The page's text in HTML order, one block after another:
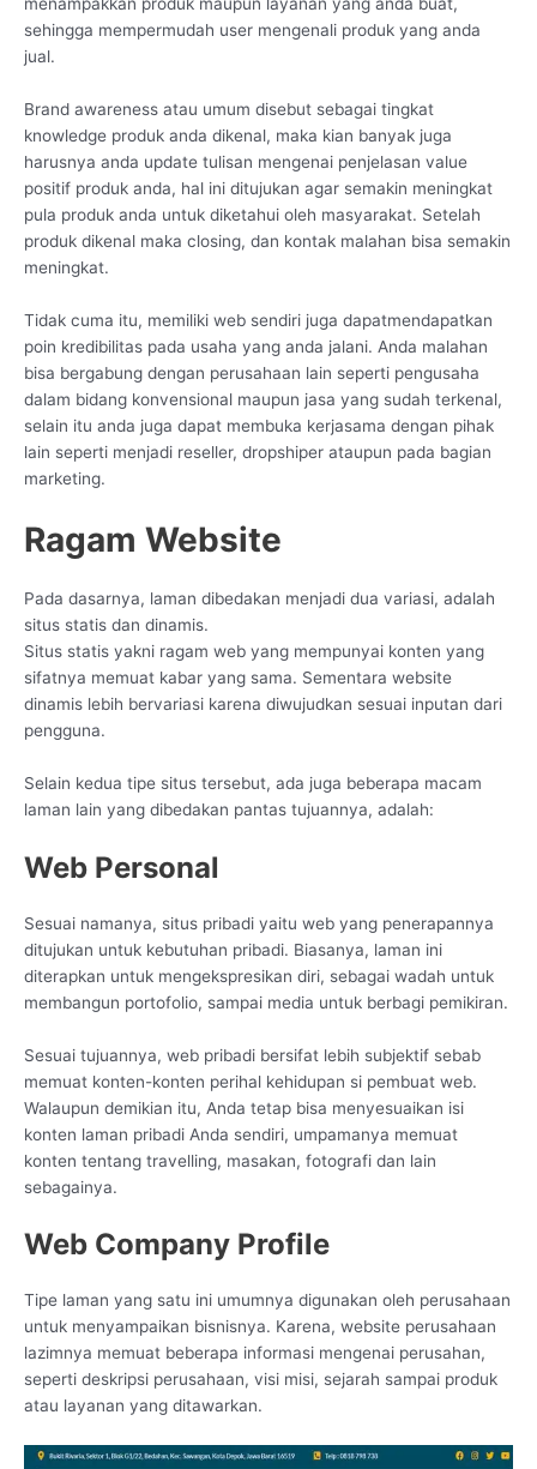
menampakkan produk maupun layanan yang anda buat,
sehingga mempermudah user mengenali produk yang anda
jual.
Brand awareness atau umum disebut sebagai tingkat
knowledge produk anda dikenal, maka kian banyak juga
harusnya anda update tulisan mengenai penjelasan value
positif produk anda, hal ini ditujukan agar semakin meningkat
pula produk anda untuk diketahui oleh masyarakat. Setelah
produk dikenal maka closing, dan kontak malahan bisa semakin
meningkat.
Tidak cuma itu, memiliki web sendiri juga dapatmendapatkan
poin kredibilitas pada usaha yang anda jalani. Anda malahan
bisa bergabung dengan perusahaan lain seperti pengusaha
dalam bidang konvensional maupun jasa yang sudah terkenal,
selain itu anda juga dapat membuka kerjasama dengan pihak
lain seperti menjadi reseller, dropshiper ataupun pada bagian
marketing.
Ragam Website
Pada dasarnya, laman dibedakan menjadi dua variasi, adalah
situs statis dan dinamis.
Situs statis yakni ragam web yang mempunyai konten yang
sifatnya memuat kabar yang sama. Sementara website
dinamis lebih bervariasi karena diwujudkan sesuai inputan dari
pengguna.
Selain kedua tipe situs tersebut, ada juga beberapa macam
laman lain yang dibedakan pantas tujuannya, adalah:
Web Personal
Sesuai namanya, situs pribadi yaitu web yang penerapannya
ditujukan untuk kebutuhan pribadi. Biasanya, laman ini
diterapkan untuk mengekspresikan diri, sebagai wadah untuk
membangun portofolio, sampai media untuk berbagi pemikiran.
Sesuai tujuannya, web pribadi bersifat lebih subjektif sebab
memuat konten-konten perihal kehidupan si pembuat web.
Walaupun demikian itu, Anda tetap bisa menyesuaikan isi
konten laman pribadi Anda sendiri, umpamanya memuat
konten tentang travelling, masakan, fotografi dan lain
sebagainya.
Web Company Profile
Tipe laman yang satu ini umumnya digunakan oleh perusahaan
untuk menyampaikan bisnisnya. Karena, website perusahaan
lazimnya memuat beberapa informasi mengenai perusahan,
seperti deskripsi perusahaan, visi misi, sejarah sampai produk
atau layanan yang ditawarkan.